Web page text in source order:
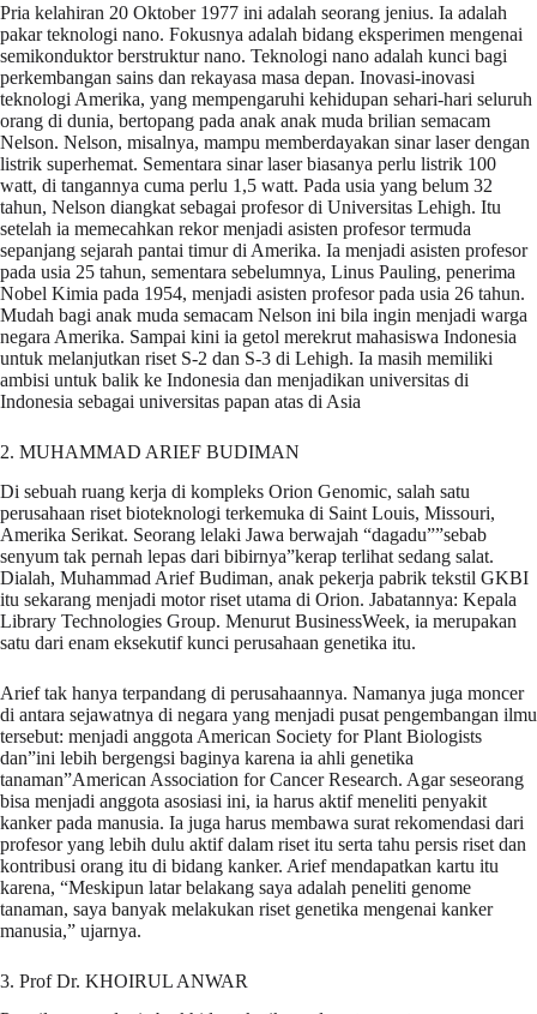
Pria kelahiran 20 Oktober 1977 ini adalah seorang jenius. Ia adalah
pakar teknologi nano. Fokusnya adalah bidang eksperimen mengenai
semikonduktor berstruktur nano. Teknologi nano adalah kunci bagi
perkembangan sains dan rekayasa masa depan. Inovasi-inovasi
teknologi Amerika, yang mempengaruhi kehidupan sehari-hari seluruh
orang di dunia, bertopang pada anak anak muda brilian semacam
Nelson. Nelson, misalnya, mampu memberdayakan sinar laser dengan
listrik superhemat. Sementara sinar laser biasanya perlu listrik 100
watt, di tangannya cuma perlu 1,5 watt. Pada usia yang belum 32
tahun, Nelson diangkat sebagai profesor di Universitas Lehigh. Itu
setelah ia memecahkan rekor menjadi asisten profesor termuda
sepanjang sejarah pantai timur di Amerika. Ia menjadi asisten profesor
pada usia 25 tahun, sementara sebelumnya, Linus Pauling, penerima
Nobel Kimia pada 1954, menjadi asisten profesor pada usia 26 tahun.
Mudah bagi anak muda semacam Nelson ini bila ingin menjadi warga
negara Amerika. Sampai kini ia getol merekrut mahasiswa Indonesia
untuk melanjutkan riset S-2 dan S-3 di Lehigh. Ia masih memiliki
ambisi untuk balik ke Indonesia dan menjadikan universitas di
Indonesia sebagai universitas papan atas di Asia
2. MUHAMMAD ARIEF BUDIMAN
Di sebuah ruang kerja di kompleks Orion Genomic, salah satu
perusahaan riset bioteknologi terkemuka di Saint Louis, Missouri,
Amerika Serikat. Seorang lelaki Jawa berwajah “dagadu””sebab
senyum tak pernah lepas dari bibirnya”kerap terlihat sedang salat.
Dialah, Muhammad Arief Budiman, anak pekerja pabrik tekstil GKBI
itu sekarang menjadi motor riset utama di Orion. Jabatannya: Kepala
Library Technologies Group. Menurut BusinessWeek, ia merupakan
satu dari enam eksekutif kunci perusahaan genetika itu.
Arief tak hanya terpandang di perusahaannya. Namanya juga moncer
di antara sejawatnya di negara yang menjadi pusat pengembangan ilmu
tersebut: menjadi anggota American Society for Plant Biologists
dan”ini lebih bergengsi baginya karena ia ahli genetika
tanaman”American Association for Cancer Research. Agar seseorang
bisa menjadi anggota asosiasi ini, ia harus aktif meneliti penyakit
kanker pada manusia. Ia juga harus membawa surat rekomendasi dari
profesor yang lebih dulu aktif dalam riset itu serta tahu persis riset dan
kontribusi orang itu di bidang kanker. Arief mendapatkan kartu itu
karena, “Meskipun latar belakang saya adalah peneliti genome
tanaman, saya banyak melakukan riset genetika mengenai kanker
manusia,” ujarnya.
3. Prof Dr. KHOIRUL ANWAR